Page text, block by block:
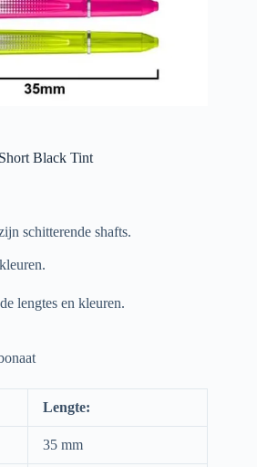
Black Tint
schitterende shafts.
lengtes en kleuren.
Lengte:
35 mm